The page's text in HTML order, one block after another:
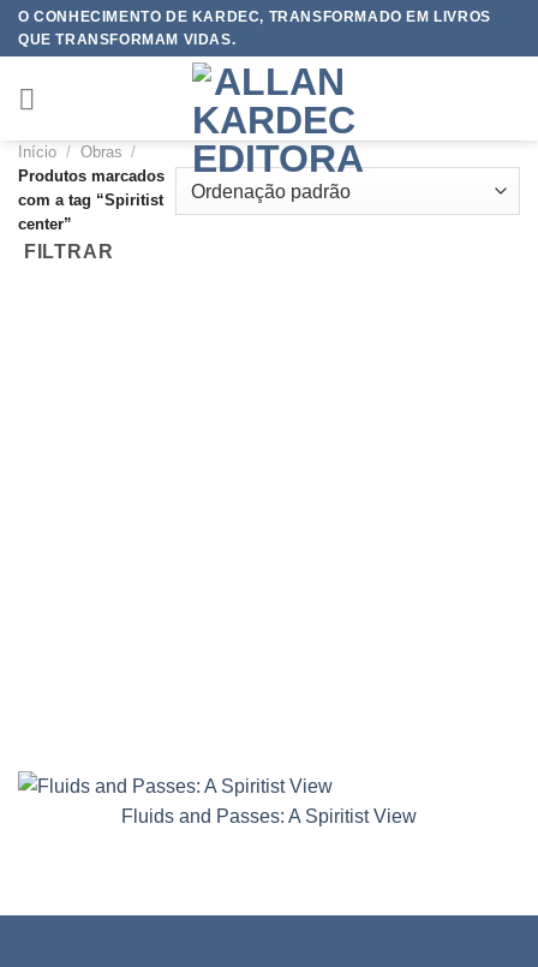
SkipO CONHECIMENTO DE KARDEC, TRANSFORMADO EM LIVROS
QUE TRANSFORMAM VIDAS.
Início / Obras /
Produtos marcados
com a tag “Spiritist
center”
FILTRAR
Fluids and Passes: A Spiritist View